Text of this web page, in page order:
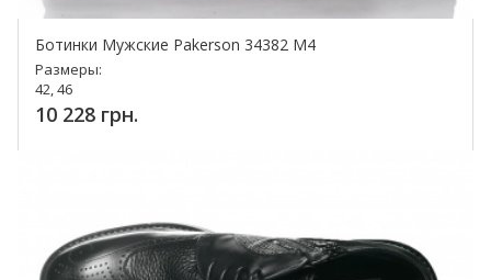
Ботинки Мужские Pakerson 34382 M4
Размеры:
42, 46
10 228 грн.